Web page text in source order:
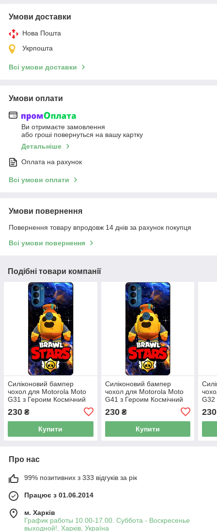
Умови доставки
Нова Пошта
Укрпошта
Всі умови доставки
Умови оплати
Ви отримаєте замовлення
або гроші повернуться на вашу картку
Детальніше
Оплата на рахунок
Всі умови оплати
Умови повернення
Повернення товару впродовж 14 днів за рахунок покупця
Всі умови повернення
Подібні товари компанії
Силіконовий бампер
чохол для Motorola Moto
G31 з Героим Космічний
230 ₴
Купити
Силіконовий бампер
чохол для Motorola Moto
G41 з Героим Космічний
230₴
Купити
G32
230
Про нас
99% позитивних з 333 відгуків за рік
Працює з 01.06.2014
м. Харків
График работы 10.00-17.00. Суббота - Воскресенье
выходной!, Харків, Україна